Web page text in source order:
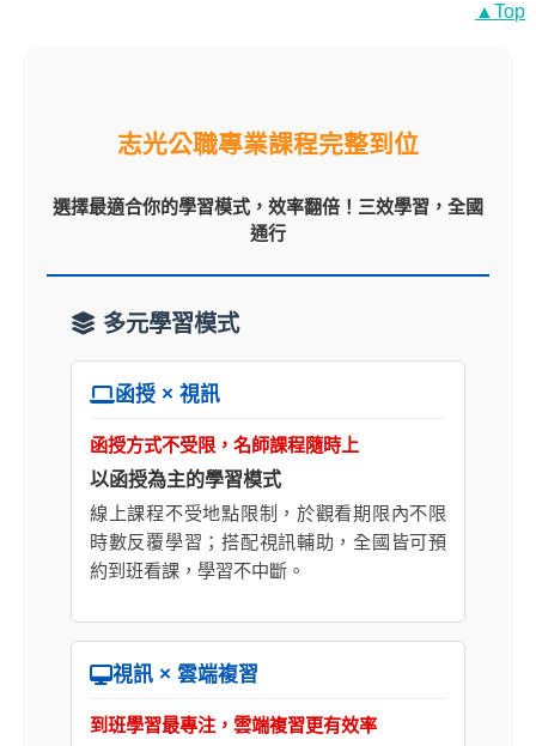
▲Top
志光公職專業課程完整到位
選擇最適合你的學習模式，效率翻倍！三效學習，全國
通行
多元學習模式
函授 × 視訊
函授方式不受限，名師課程隨時上
以函授為主的學習模式
線上課程不受地點限制，於觀看期限內不限
時數反覆學習；搭配視訊輔助，全國皆可預
約到班看課，學習不中斷。
視訊 × 雲端複習
到班學習最專注，雲端複習更有效率